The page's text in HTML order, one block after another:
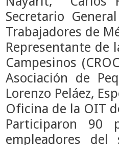
Secretario
Trabajadores de
Representante de
Campesinos
Asociación de
Lorenzo Peláez,
Oficina de la OIT
Participaron 90
empleadores